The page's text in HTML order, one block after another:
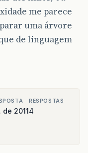
me parece
uma árvore
de linguagem
2011
RESPOSTAS
4